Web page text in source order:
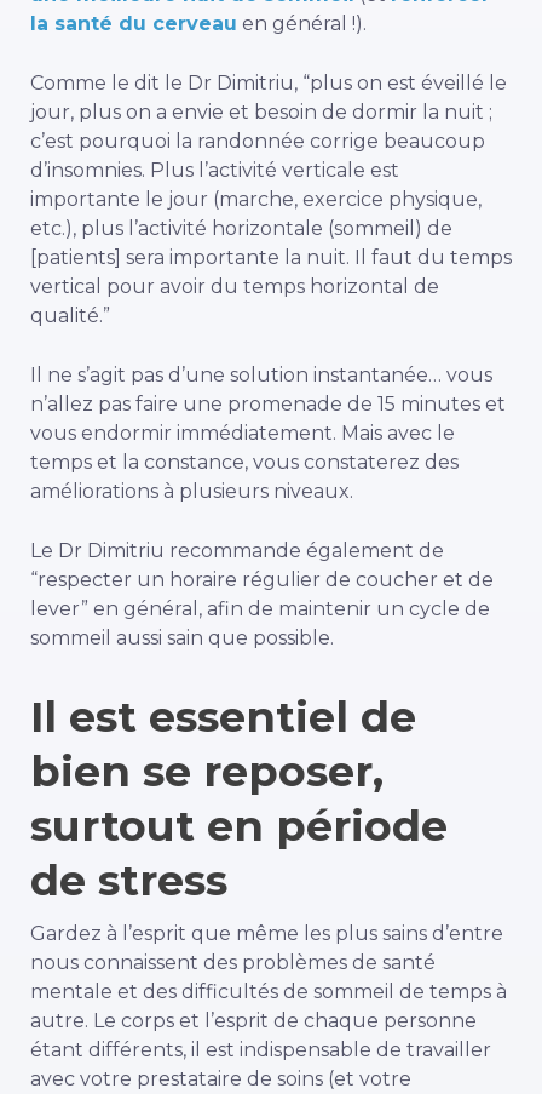
la santé du cerveau en général !).
Comme le dit le Dr Dimitriu, “plus on est éveillé le
jour, plus on a envie et besoin de dormir la nuit ;
c’est pourquoi la randonnée corrige beaucoup
d’insomnies. Plus l’activité verticale est
importante le jour (marche, exercice physique,
etc.), plus l’activité horizontale (sommeil) de
[patients] sera importante la nuit. Il faut du temps
vertical pour avoir du temps horizontal de
qualité.”
Il ne s’agit pas d’une solution instantanée… vous
n’allez pas faire une promenade de 15 minutes et
vous endormir immédiatement. Mais avec le
temps et la constance, vous constaterez des
améliorations à plusieurs niveaux.
Le Dr Dimitriu recommande également de
“respecter un horaire régulier de coucher et de
lever” en général, afin de maintenir un cycle de
sommeil aussi sain que possible.
Il est essentiel de
bien se reposer,
surtout en période
de stress
Gardez à l’esprit que même les plus sains d’entre
nous connaissent des problèmes de santé
mentale et des difficultés de sommeil de temps à
autre. Le corps et l’esprit de chaque personne
étant différents, il est indispensable de travailler
avec votre prestataire de soins (et votre